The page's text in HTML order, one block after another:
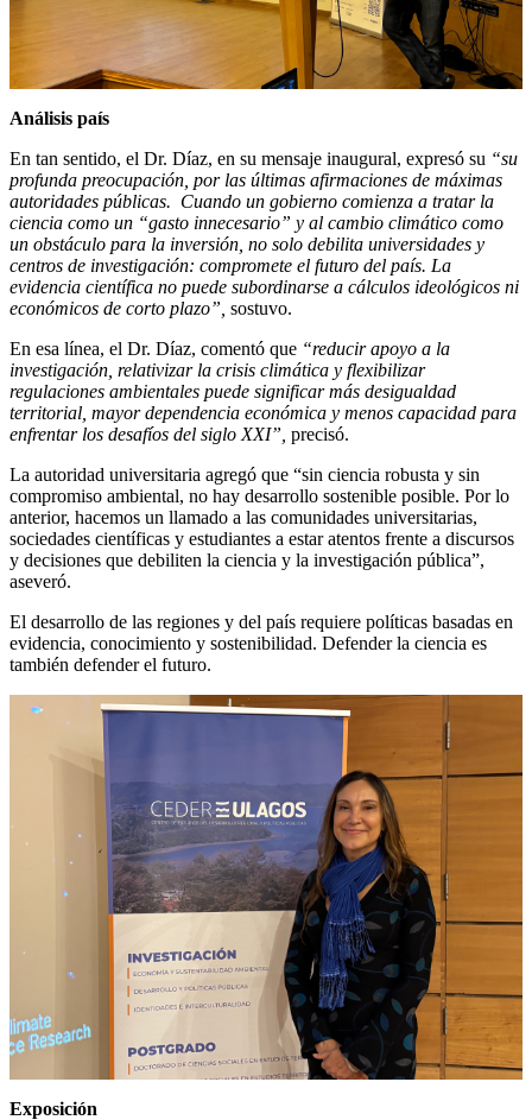
Análisis país
En tan sentido, el Dr. Díaz, en su mensaje inaugural, expresó su “su
profunda preocupación, por las últimas afirmaciones de máximas
autoridades públicas. Cuando un gobierno comienza a tratar la
ciencia como un “gasto innecesario” y al cambio climático como
un obstáculo para la inversión, no solo debilita universidades y
centros de investigación: compromete el futuro del país. La
evidencia científica no puede subordinarse a cálculos ideológicos ni
económicos de corto plazo”, sostuvo.
En esa línea, el Dr. Díaz, comentó que “reducir apoyo a la
investigación, relativizar la crisis climática y flexibilizar
regulaciones ambientales puede significar más desigualdad
territorial, mayor dependencia económica y menos capacidad para
enfrentar los desafíos del siglo XXI”, precisó.
La autoridad universitaria agregó que “sin ciencia robusta y sin
compromiso ambiental, no hay desarrollo sostenible posible. Por lo
anterior, hacemos un llamado a las comunidades universitarias,
sociedades científicas y estudiantes a estar atentos frente a discursos
y decisiones que debiliten la ciencia y la investigación pública”,
aseveró.
El desarrollo de las regiones y del país requiere políticas basadas en
evidencia, conocimiento y sostenibilidad. Defender la ciencia es
también defender el futuro.
Exposición